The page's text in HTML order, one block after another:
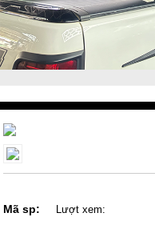
Mã sp: Lượt xem: